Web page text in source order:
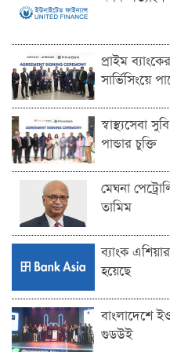
প্রাইম
সার্ভিসিংয়ে
স্বাস্থ্যসেবা
পান্ডার চুক্তি
মেঘনা
তামিম
ব্যাংক
হয়েছে
বাংলাদেশে
গুডউই